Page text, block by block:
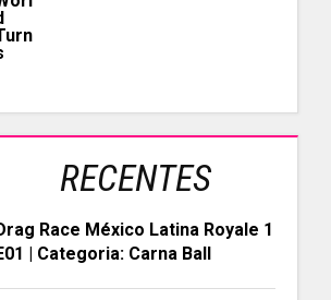
RECENTES
Race México Latina Royale 1
| Categoria: Carna Ball